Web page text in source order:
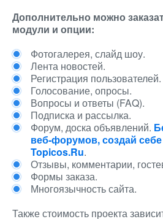
Дополнительно можно
модули и опции:
Фотогалерея, слайд шоу.
Лента новостей.
Регистрация пользователей.
Голосование, опросы.
Вопросы и ответы (FAQ).
Подписка и рассылка.
Форум, доска объявлений.
веб-форумов, создай
Topicos.Ru.
Отзывы, комментарии,
Формы заказа.
Многоязычность сайта.
Также стоимость проекта